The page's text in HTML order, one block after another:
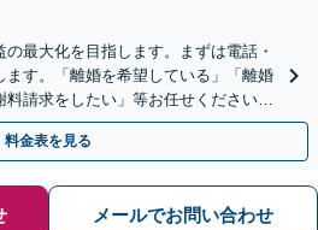
の最大化を目指します。まずは電話・
ます。「離婚を希望している」「離婚
請求をしたい」等お任せください。
料金表を見る
メールでお問い合わせ